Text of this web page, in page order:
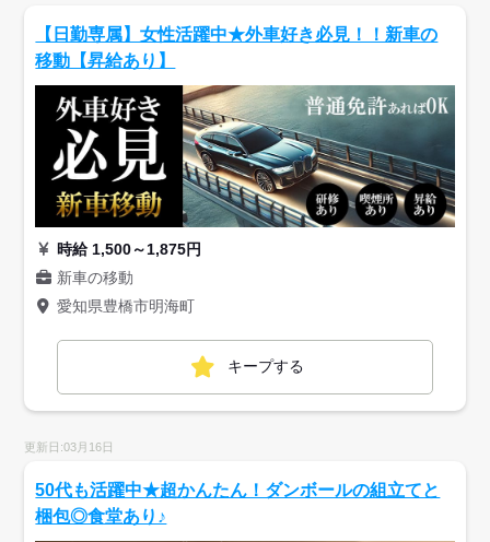
【日勤専属】女性活躍中★外車好き必見！！新車の
移動【昇給あり】
時給 1,500～1,875円
新車の移動
愛知県豊橋市明海町
キープする
更新日:03月16日
50代も活躍中★超かんたん！ダンボールの組立てと
梱包◎食堂あり♪